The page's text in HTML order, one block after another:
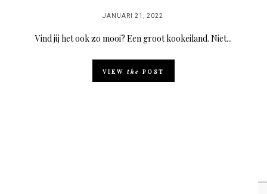
POSTED
JANUARI 21, 2022
Vind jij het ook zo mooi? Een groot kookeiland. Niet...
VIEW the POST